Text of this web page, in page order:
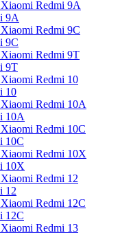
9A
9C
9T
10
10A
10C
10X
12
12C